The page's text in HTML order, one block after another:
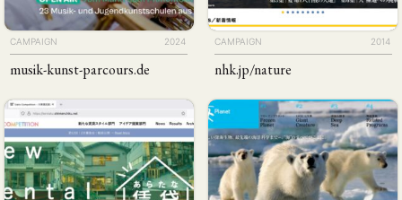
CAMPAIGN 2024
musik-kunst-parcours.de
CAMPAIGN 2014
nhk.jp/nature